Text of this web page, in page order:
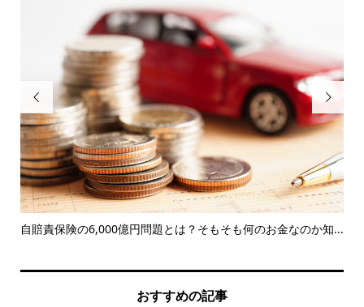

自賠責保険の6,000億円問題とは？そもそも何のお金なのか知...

おすすめの記事